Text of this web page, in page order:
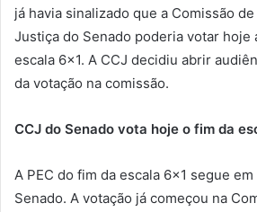
já havia sinalizado que a Comissão
Justiça do Senado poderia votar hoje
escala 6×1. A CCJ decidiu abrir
da votação na comissão.
CCJ do Senado vota hoje o fim da
A PEC do fim da escala 6×1 segue
Senado. A votação já começou na